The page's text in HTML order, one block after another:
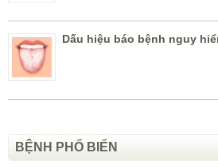
Dấu hiệu báo bệnh nguy
BỆNH PHỔ BIẾN